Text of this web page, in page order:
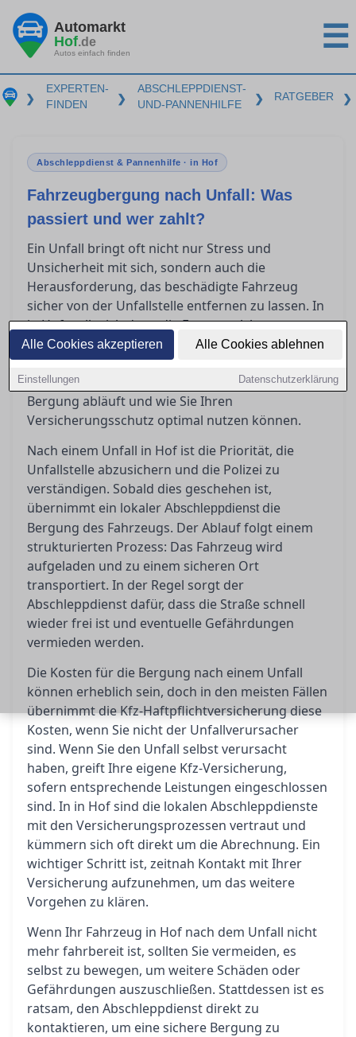
Alle Cookies akzeptieren Alle Cookies ablehnen
Einstellungen Datenschutzerklärung
Automarkt
Hof.de
Autos einfach finden ☰
❯
EXPERTEN-
FINDEN
❯
ABSCHLEPPDIENST-
UND-PANNENHILFE
❯ RATGEBER ❯
Abschleppdienst & Pannenhilfe · in Hof
Fahrzeugbergung nach Unfall: Was
passiert und wer zahlt?
Ein Unfall bringt oft nicht nur Stress und
Unsicherheit mit sich, sondern auch die
Herausforderung, das beschädigte Fahrzeug
sicher von der Unfallstelle entfernen zu lassen. In
in Hof stellt sich dann die Frage, welche
Versicherung welche Kosten übernimmt und
welche Schritte zu beachten sind. Dieser Ratgeber
bietet Orientierung, damit Sie wissen, was bei der
Bergung abläuft und wie Sie Ihren
Versicherungsschutz optimal nutzen können.
Nach einem Unfall in Hof ist die Priorität, die
Unfallstelle abzusichern und die Polizei zu
verständigen. Sobald dies geschehen ist,
übernimmt ein lokaler Abschleppdienstdie
Bergung des Fahrzeugs. Der Ablauf folgt einem
strukturierten Prozess: Das Fahrzeug wird
aufgeladen und zu einem sicheren Ort
transportiert. In der Regel sorgt der
Abschleppdienst dafür, dass die Straße schnell
wieder frei ist und eventuelle Gefährdungen
vermieden werden.
Die Kosten für die Bergung nach einem Unfall
können erheblich sein, doch in den meisten Fällen
übernimmt die Kfz-Haftpflichtversicherung diese
Kosten, wenn Sie nicht der Unfallverursacher
sind. Wenn Sie den Unfall selbst verursacht
haben, greift Ihre eigene Kfz-Versicherung,
sofern entsprechende Leistungen eingeschlossen
sind. In in Hof sind die lokalen Abschleppdienste
mit den Versicherungsprozessen vertraut und
kümmern sich oft direkt um die Abrechnung. Ein
wichtiger Schritt ist, zeitnah Kontakt mit Ihrer
Versicherung aufzunehmen, um das weitere
Vorgehen zu klären.
Wenn Ihr Fahrzeug in Hof nach dem Unfall nicht
mehr fahrbereit ist, sollten Sie vermeiden, es
selbst zu bewegen, um weitere Schäden oder
Gefährdungen auszuschließen. Stattdessen ist es
ratsam, den Abschleppdienst direkt zu
kontaktieren, um eine sichere Bergung zu